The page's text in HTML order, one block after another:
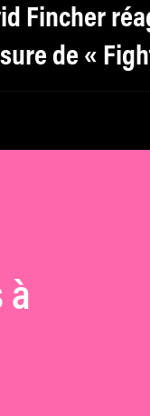
Fincher
de «
à